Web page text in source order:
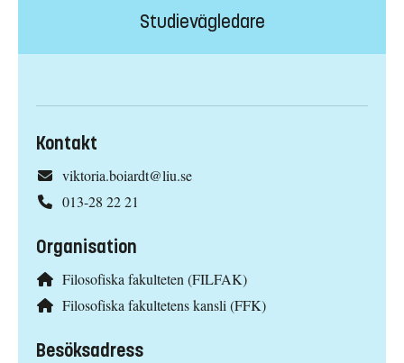
Studievägledare
Kontakt
viktoria.boiardt@liu.se
013-28 22 21
Organisation
Filosofiska fakulteten (FILFAK)
Filosofiska fakultetens kansli (FFK)
Besöksadress